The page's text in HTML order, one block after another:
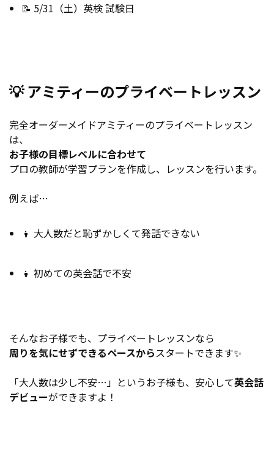
📝 5/31（土）英検 試験日
💡 アミティーのプライベートレッスン
完全オーダーメイドアミティーのプライベートレッスン
は、
お子様の目標レベルに合わせて
プロの教師が学習プランを作成し、レッスンを行います。
例えば…
👦 大人数だと恥ずかしくて発話できない
👧 初めての英会話で不安
そんなお子様でも、プライベートレッスンなら
周りを気にせずできるペースからスタートできます✨
「大人数は少し不安…」というお子様も、安心して英会話
デビューができますよ！